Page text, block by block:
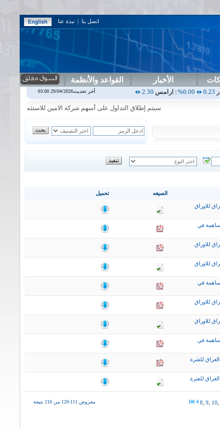
اتصل بنا | نبذة عنا
الأخبار القواعد والأنظمة
|ارامس2.30
0.00%
|اربيل |اس بنك0.00
0.00%
سيتم إطلاق التداول على أسهم شركة الامين للاستثمار المالي في
تحميل الصيغه
للاوراق
في
للاوراق
للاوراق
في
للاوراق
للاوراق
في
للفترة
للفترة
معروض 111-120 من 216 نتيجة 8 9 10